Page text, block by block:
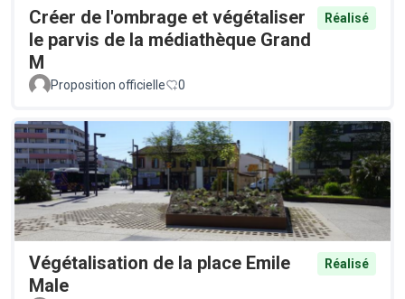
Créer de l'ombrage et végétaliser
le parvis de la médiathèque Grand
M
Réalisé
Proposition officielle 0
Végétalisation de la place Emile
Male
Réalisé